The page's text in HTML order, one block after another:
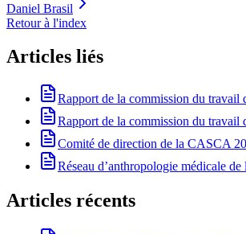
Daniel Brasil
Retour à l'index
Articles liés
Rapport de la commission du travail
Rapport de la commission du travail
Comité de direction de la CASCA
Réseau d’anthropologie médicale
Articles récents